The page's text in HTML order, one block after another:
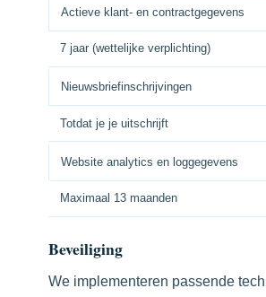
Actieve klant- en contractgegevens
7 jaar (wettelijke verplichting)
Nieuwsbriefinschrijvingen
Totdat je je uitschrijft
Website analytics en loggegevens
Maximaal 13 maanden
Beveiliging
We implementeren passende